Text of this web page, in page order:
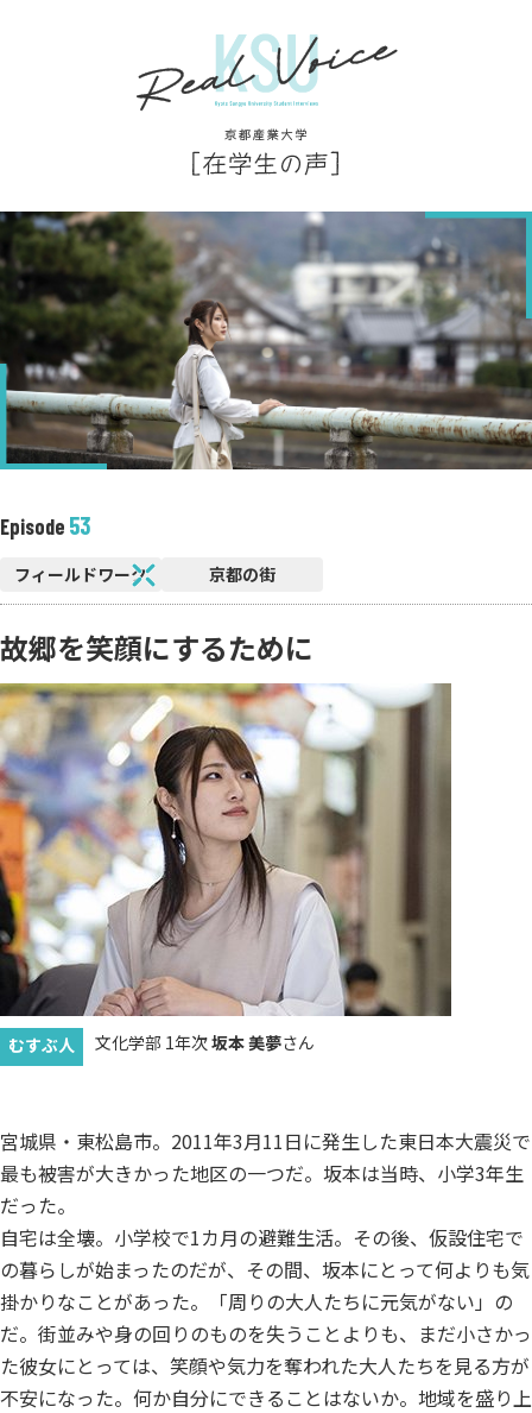
Episode 53
フィールドワーク 京都の街
故郷を笑顔にするために
むすぶ人 文化学部 1年次坂本 美夢さん
宮城県・東松島市。2011年3月11日に発生した東日本大震災で
最も被害が大きかった地区の一つだ。坂本は当時、小学3年生
だった。
自宅は全壊。小学校で1カ月の避難生活。その後、仮設住宅で
の暮らしが始まったのだが、その間、坂本にとって何よりも気
掛かりなことがあった。「周りの大人たちに元気がない」の
だ。街並みや身の回りのものを失うことよりも、まだ小さかっ
た彼女にとっては、笑顔や気力を奪われた大人たちを見る方が
不安になった。何か自分にできることはないか。地域を盛り上